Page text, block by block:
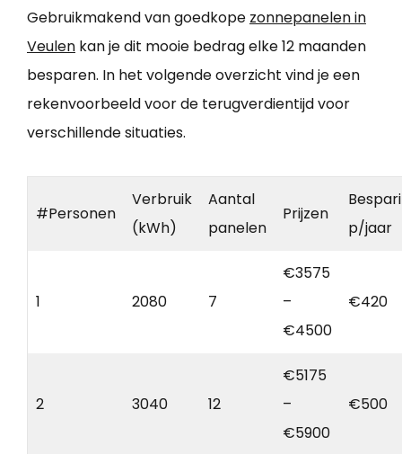
Gebruikmakend van goedkope zonnepanelen in
Veulen kan je dit mooie bedrag elke 12 maanden
besparen. In het volgende overzicht vind je een
rekenvoorbeeld voor de terugverdientijd voor
verschillende situaties.
#Personen
Verbruik
(kWh)
Aantal
panelen
Prijzen
p/jaar
1 2080 7
€3575
–
€4500
€420
2 3040 12
€5175
–
€5900
€500